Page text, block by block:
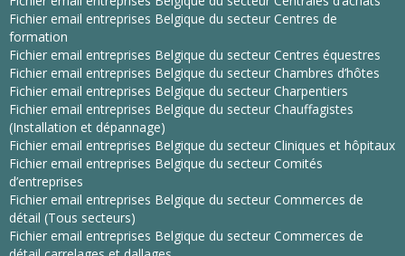
Fichier email entreprises Belgique du secteur Centres de
formation
Fichier email entreprises Belgique du secteur Centres équestres
Fichier email entreprises Belgique du secteur Chambres d’hôtes
Fichier email entreprises Belgique du secteur Charpentiers
Fichier email entreprises Belgique du secteur Chauffagistes
(Installation et dépannage)
Fichier email entreprises Belgique du secteur Cliniques et hôpitaux
Fichier email entreprises Belgique du secteur Comités
d’entreprises
Fichier email entreprises Belgique du secteur Commerces de
détail (Tous secteurs)
Fichier email entreprises Belgique du secteur Commerces de